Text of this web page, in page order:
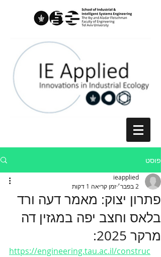
פוסט
פתרון יצוק: מאמר דעה ורד
בלאס וחצב יפה במגזין דה
מרקר 2025:
ieapplied
2 בפבר׳
זמן קריאה 1 דקות
https://engineering.tau.ac.il/construc